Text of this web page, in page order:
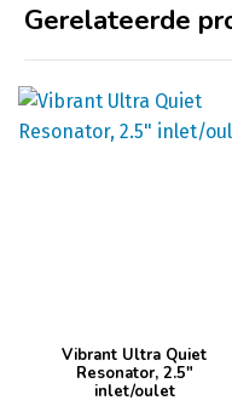
Gerelateerde
Vibrant Ultra Quiet
Resonator, 2.5″
inlet/oulet